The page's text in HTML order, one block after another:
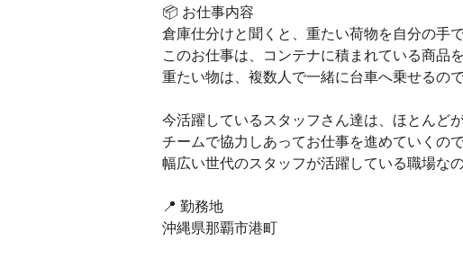
📦 お仕事内容
倉庫仕分けと聞くと、重たい荷物を自分の手
このお仕事は、コンテナに積まれている商品
重たい物は、複数人で一緒に台車へ乗せるの
今活躍しているスタッフさん達は、ほとんど
チームで協力しあってお仕事を進めていくの
幅広い世代のスタッフが活躍している職場な
📍 勤務地
沖縄県那覇市港町